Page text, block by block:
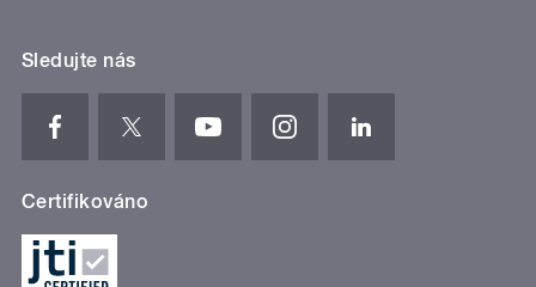
Sledujte nás
Certifikováno